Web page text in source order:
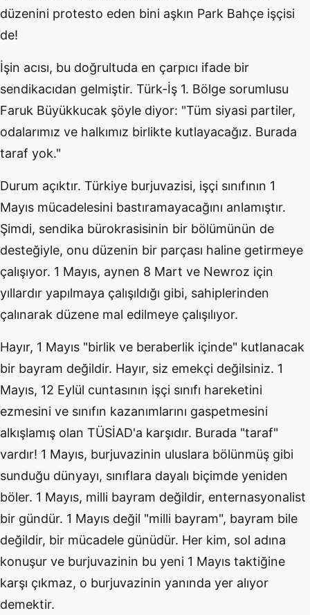
düzenini protesto eden bini aşkın Park Bahçe işçisi
de!
İşin acısı, bu doğrultuda en çarpıcı ifade bir
sendikacıdan gelmiştir. Türk-İş 1. Bölge sorumlusu
Faruk Büyükkucak şöyle diyor: "Tüm siyasi partiler,
odalarımız ve halkımız birlikte kutlayacağız. Burada
taraf yok."
Durum açıktır. Türkiye burjuvazisi, işçi sınıfının 1
Mayıs mücadelesini bastıramayacağını anlamıştır.
Şimdi, sendika bürokrasisinin bir bölümünün de
desteğiyle, onu düzenin bir parçası haline getirmeye
çalışıyor. 1 Mayıs, aynen 8 Mart ve Newroz için
yıllardır yapılmaya çalışıldığı gibi, sahiplerinden
çalınarak düzene mal edilmeye çalışılıyor.
Hayır, 1 Mayıs "birlik ve beraberlik içinde" kutlanacak
bir bayram değildir. Hayır, siz emekçi değilsiniz. 1
Mayıs, 12 Eylül cuntasının işçi sınıfı hareketini
ezmesini ve sınıfın kazanımlarını gaspetmesini
alkışlamış olan TÜSİAD'a karşıdır. Burada "taraf"
vardır! 1 Mayıs, burjuvazinin uluslara bölünmüş gibi
sunduğu dünyayı, sınıflara dayalı biçimde yeniden
böler. 1 Mayıs, milli bayram değildir, enternasyonalist
bir gündür. 1 Mayıs değil "milli bayram", bayram bile
değildir, bir mücadele günüdür. Her kim, sol adına
konuşur ve burjuvazinin bu yeni 1 Mayıs taktiğine
karşı çıkmaz, o burjuvazinin yanında yer alıyor
demektir.